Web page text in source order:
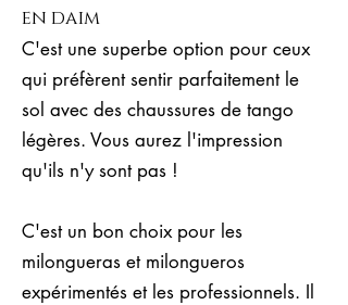
en daim
C'est une superbe option pour ceux
qui préfèrent sentir parfaitement le
sol avec des chaussures de tango
légères. Vous aurez l'impression
qu'ils n'y sont pas !
C'est un bon choix pour les
milongueras et milongueros
expérimentés et les professionnels. Il